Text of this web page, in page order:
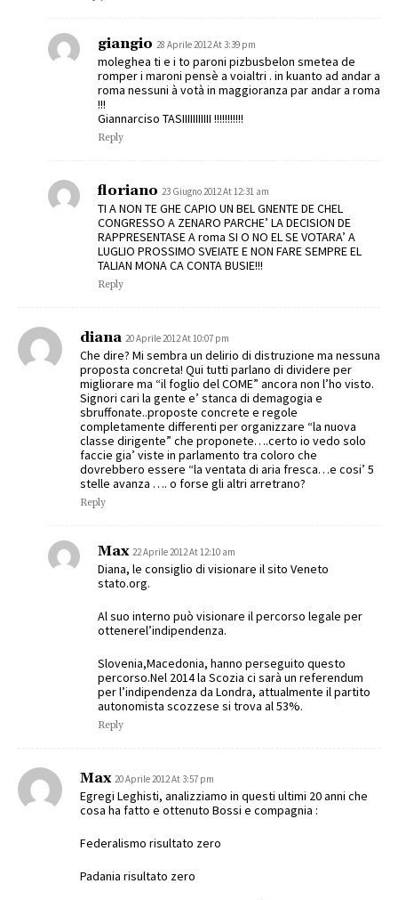
giangio 28 Aprile 2012 At 3:39 pm
moleghea ti e i to paroni pizbusbelon smetea de
romper i maroni pensè a voialtri . in kuanto ad andar a
roma nessuni à votà in maggioranza par andar a roma
!!!
Giannarciso TASIIIIIIIIIII !!!!!!!!!!!
Reply
floriano 23 Giugno 2012 At 12:31 am
TI A NON TE GHE CAPIO UN BEL GNENTE DE CHEL
CONGRESSO A ZENARO PARCHE’ LA DECISION DE
RAPPRESENTASE A roma SI O NO EL SE VOTARA’ A
LUGLIO PROSSIMO SVEIATE E NON FARE SEMPRE EL
TALIAN MONA CA CONTA BUSIE!!!
Reply
diana 20 Aprile 2012 At 10:07 pm
Che dire? Mi sembra un delirio di distruzione ma nessuna
proposta concreta! Qui tutti parlano di dividere per
migliorare ma “il foglio del COME” ancora non l’ho visto.
Signori cari la gente e’ stanca di demagogia e
sbruffonate..proposte concrete e regole
completamente differenti per organizzare “la nuova
classe dirigente” che proponete….certo io vedo solo
faccie gia’ viste in parlamento tra coloro che
dovrebbero essere “la ventata di aria fresca…e cosi’ 5
stelle avanza …. o forse gli altri arretrano?
Reply
Max 22 Aprile 2012 At 12:10 am
Diana, le consiglio di visionare il sito Veneto
stato.org.
Al suo interno può visionare il percorso legale per
ottenerel’indipendenza.
Slovenia,Macedonia, hanno perseguito questo
percorso.Nel 2014 la Scozia ci sarà un referendum
per l’indipendenza da Londra, attualmente il partito
autonomista scozzese si trova al 53%.
Reply
Max 20 Aprile 2012 At 3:57 pm
Egregi Leghisti, analizziamo in questi ultimi 20 anni che
cosa ha fatto e ottenuto Bossi e compagnia :
Federalismo risultato zero
Padania risultato zero